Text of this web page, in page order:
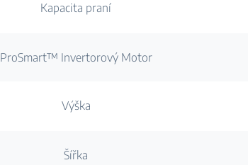
Kapacita praní
ProSmart™ Invertorový Motor
Výška
Šířka